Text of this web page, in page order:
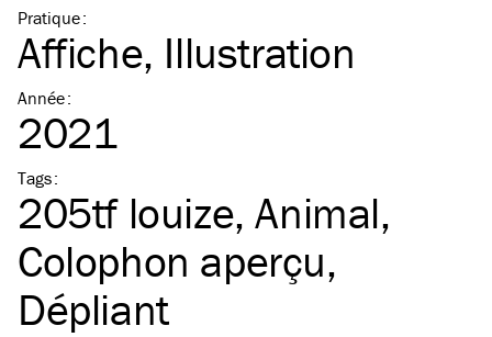
Pratique:
Affiche Illustration
Année:
2021
Tags:
205tf louize Animal
Colophon aperçu
Dépliant